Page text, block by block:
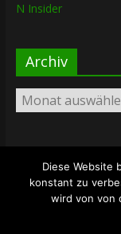
N Insider
Archiv
Archiv
Copyright © 2026
Theme:
Diese Website
konstant zu
wird von von